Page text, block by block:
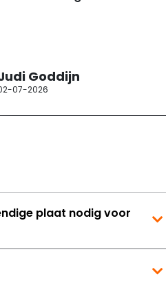
Goddijn
07-2026
plaat nodig voor